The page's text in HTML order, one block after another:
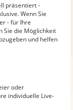
präsentiert -
Wenn Sie
- für Ihre
Sie die Möglichkeit
und helfen
oder
individuelle Live-